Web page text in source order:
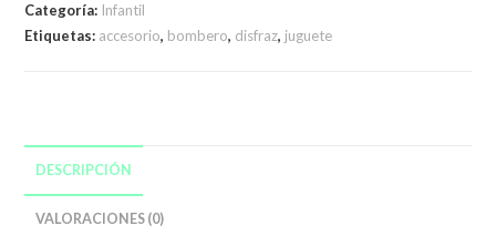
Categoría: Infantil
Etiquetas: accesorio, bombero, disfraz, juguete
DESCRIPCIÓN
VALORACIONES (0)